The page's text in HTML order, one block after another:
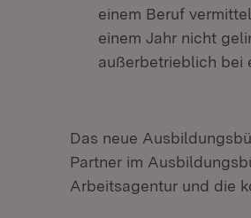
einem Beruf
einem Jahr nicht
außerbetrieblich bei
Das neue
Partner im
Arbeitsagentur und die